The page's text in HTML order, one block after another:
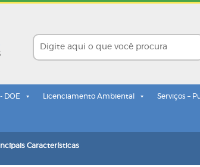
DOE Licenciamento Ambiental Serviços –
Características